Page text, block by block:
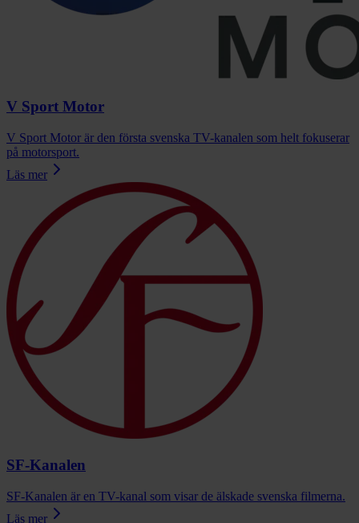
V Sport Motor
V Sport Motor är den första svenska TV-kanalen som helt fokuserar
på motorsport.
Läs mer
SF-Kanalen
SF-Kanalen är en TV-kanal som visar de älskade svenska filmerna.
Läs mer